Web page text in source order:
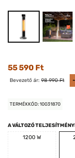
55 590 Ft
Bevezető ár: 98 990 Ft
TERMÉKKÓD: 10031870
A VÁLTOZÓ
1200 W